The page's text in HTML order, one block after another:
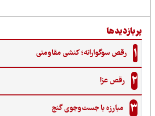
رقص سوگوارانه؛ کنشی مقاومتی
رقص عزا
مبارزه با جست‌وجوی گنج‌